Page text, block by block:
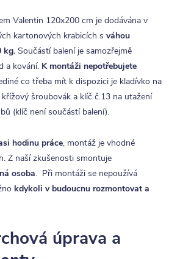
Valentin 120x200 cm je dodávána v
kartonových krabicích s váhou
kg. Součástí balení je samozřejmě
a kování. K montáži nepotřebujete
co třeba mít k dispozici je kladívko na
šroubovák a klíč č.13 na utažení
(klíč není součástí balení).
hodinu práce, montáž je vhodné
Z naší zkušenosti smontuje
osoba. Při montáži se nepoužívá
kdykoli v budoucnu rozmontovat a
úprava a